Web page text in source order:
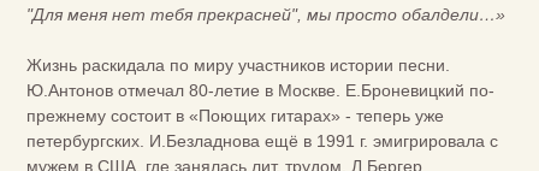
"Для меня нет тебя прекрасней", мы просто обалдели…»
Жизнь раскидала по миру участников истории песни.
Ю.Антонов отмечал 80-летие в Москве. Е.Броневицкий по-
прежнему состоит в «Поющих гитарах» - теперь уже
петербургских. И.Безладнова ещё в 1991 г. эмигрировала с
мужем в США, где занялась лит. трудом. Л.Бергер